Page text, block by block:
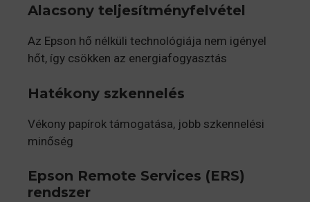
Alacsony teljesítményfelvétel
Az Epson hő nélküli technológiája nem igényel
hőt, így csökken az energiafogyasztás
Hatékony szkennelés
Vékony papírok támogatása, jobb szkennelési
minőség
Epson Remote Services (ERS)
rendszer